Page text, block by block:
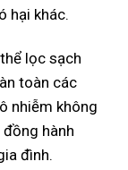
hại khác.
lọc sạch
toàn các
nhiễm không
hành
đình.